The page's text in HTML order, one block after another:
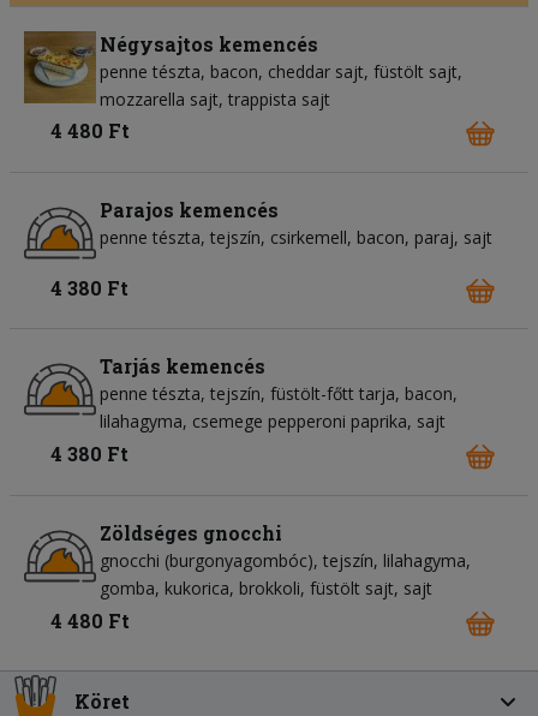
Négysajtos kemencés
penne tészta bacon cheddar sajt füstölt sajt
mozzarella sajt trappista sajt
4 480 Ft
Parajos kemencés
penne tészta tejszín csirkemell bacon paraj sajt
4 380 Ft
Tarjás kemencés
penne tészta tejszín füstölt-főtt tarja bacon
lilahagyma csemege pepperoni paprika sajt
4 380 Ft
Zöldséges gnocchi
gnocchi (burgonyagombóc) tejszín lilahagyma
gomba kukorica brokkoli füstölt sajt sajt
4 480 Ft
Köret